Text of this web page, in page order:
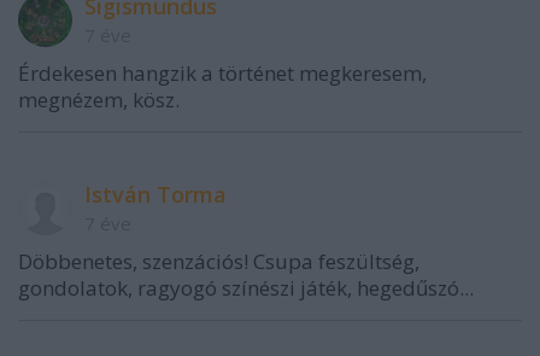
Sigismundus
Érdekesen hangzik a történet megkeresem,
megnézem, kösz.
István Torma
Döbbenetes, szenzációs! Csupa feszültség,
gondolatok, ragyogó színészi játék, hegedűszó...